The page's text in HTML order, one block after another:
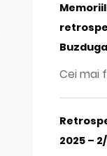
Cei mai
2025 –